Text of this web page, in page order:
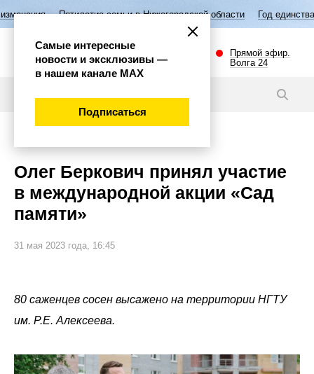
семьи в Нижегородской области Год единства народов России
Прямой эфир.
Волга 24
Олег Беркович принял участие
в международной акции «Сад
памяти»
31 мая 2023 года, 16:45
80 саженцев сосен высажено на территории НГТУ
им. Р.Е. Алексеева.
Самые интересные
новости и эксклюзивы —
в нашем канале МАХ
Подписаться